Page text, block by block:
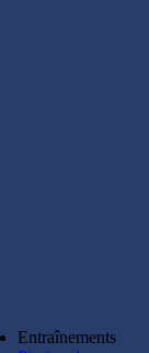
Entraînements